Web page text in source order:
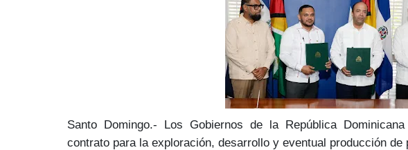
Santo Domingo.- Los Gobiernos de la República
contrato para laexploración, desarrollo y eventual producción de